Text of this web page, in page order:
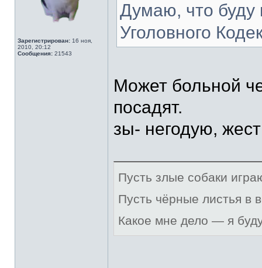
Зарегистрирован: 16 ноя,
2010, 20:12
Сообщения: 21543
Думаю, что буду
Уголовного
Может больной
посадят.
зы- негодую,
Пусть злые собаки
Пусть чёрные листья в
Какое мне дело — я